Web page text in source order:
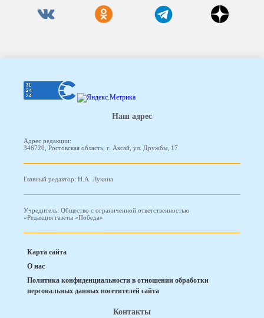
Наш адрес
Адрес редакции:
346720, Ростовская область, г. Аксай, ул. Дружбы, 17
Главный редактор: Н.А. Лукина
Учредитель: Общество с ограниченной ответственностью
«Редакция газеты «Победа»
Карта сайта
О нас
Политика конфиденциальности в отношении обработки
персональных данных посетителей сайта
Контакты